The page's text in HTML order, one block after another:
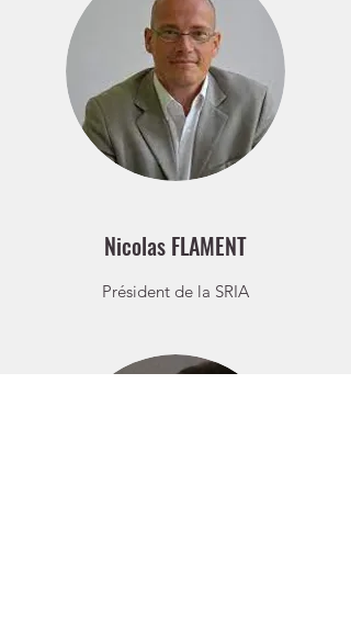
Nicolas FLAMENT
Président de la SRIA